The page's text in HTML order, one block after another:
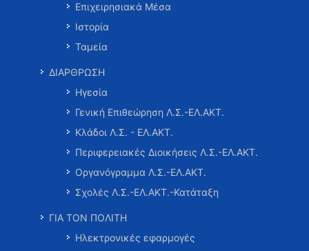
Επιχειρησιακά Μέσα
Ιστορία
Ταμεία
ΔΙΑΡΘΡΩΣΗ
Ηγεσία
Γενική Επιθεώρηση Λ.Σ.-ΕΛ.ΑΚΤ.
Κλάδοι Λ.Σ. - ΕΛ.ΑΚΤ.
Περιφερειακές Διοικήσεις Λ.Σ.-ΕΛ.ΑΚΤ.
Οργανόγραμμα Λ.Σ.-ΕΛ.ΑΚΤ.
Σχολές Λ.Σ.-ΕΛ.ΑΚΤ.-Κατάταξη
ΓΙΑ ΤΟΝ ΠΟΛΙΤΗ
Ηλεκτρονικές εφαρμογές